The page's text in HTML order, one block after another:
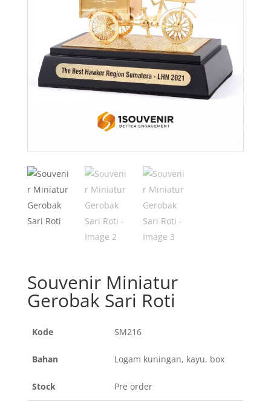
Souvenir Miniatur
Gerobak Sari Roti
Kode SM216
Bahan Logam kuningan, kayu, box
Stock Pre order